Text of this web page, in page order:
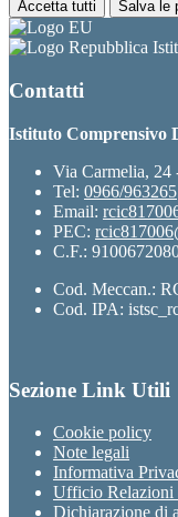
Accetta tutti Salva le
Contatti
Istituto Comprensivo
Via Carmelia, 24
Tel: 0966/963265
Email:
PEC:
C.F.:
Cod. Meccan.:
Cod. IPA:
Sezione Link Utili
Cookie policy
Note legali
Informativa
Ufficio Relazioni
Dichiarazione di